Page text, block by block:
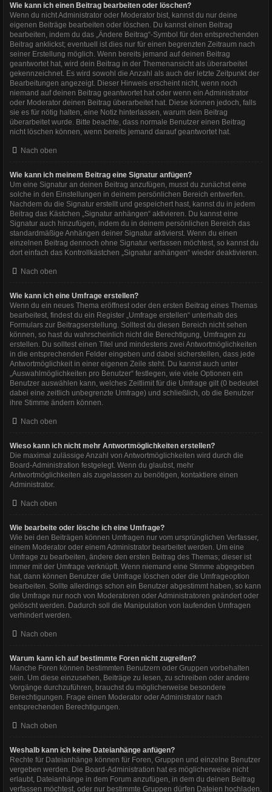
Wie kann ich einen Beitrag bearbeiten oder löschen?
Wenn du nicht Administrator oder Moderator bist, kannst du nur deine
eigenen Beiträge bearbeiten oder löschen. Du kannst einen Beitrag
bearbeiten, indem du das „Ändere Beitrag“-Symbol für den entsprechenden
Beitrag anklickst; eventuell ist dies nur für einen begrenzten Zeitraum nach
seiner Erstellung möglich. Wenn bereits jemand auf deinen Beitrag
geantwortet hat, wird dein Beitrag in der Themenansicht als überarbeitet
gekennzeichnet. Es wird sowohl die Anzahl als auch der letzte Zeitpunkt der
Bearbeitungen angezeigt. Dieser Hinweis erscheint nicht, wenn noch
niemand auf deinen Beitrag geantwortet hat oder wenn ein Administrator
oder Moderator deinen Beitrag überarbeitet hat. Diese können jedoch, falls
sie es für nötig halten, eine Notiz hinterlassen, warum dein Beitrag
überarbeitet wurde. Bitte beachte, dass normale Benutzer einen Beitrag
nicht löschen können, wenn bereits jemand darauf geantwortet hat.
Nach oben
Wie kann ich meinem Beitrag eine Signatur anfügen?
Um eine Signatur an deinen Beitrag anzufügen, musst du zunächst eine
solche in den Einstellungen in deinem persönlichen Bereich entwerfen.
Nachdem du die Signatur erstellt und gespeichert hast, kannst du in jedem
Beitrag das Kästchen „Signatur anhängen“ aktivieren. Du kannst eine
Signatur auch hinzufügen, indem du in deinem persönlichen Bereich das
standardmäßige Anhängen deiner Signatur aktivierst. Wenn du einen
einzelnen Beitrag dennoch ohne Signatur verfassen möchtest, so kannst du
dort einfach das Kontrollkästchen „Signatur anhängen“ wieder deaktivieren.
Nach oben
Wie kann ich eine Umfrage erstellen?
Wenn du ein neues Thema eröffnest oder den ersten Beitrag eines Themas
bearbeitest, findest du ein Register „Umfrage erstellen“ unterhalb des
Formulars zur Beitragserstellung. Solltest du diesen Bereich nicht sehen
können, so hast du wahrscheinlich nicht die Berechtigung, Umfragen zu
erstellen. Du solltest einen Titel und mindestens zwei Antwortmöglichkeiten
in die entsprechenden Felder eingeben und dabei sicherstellen, dass jede
Antwortmöglichkeit in einer eigenen Zeile steht. Du kannst auch unter
„Auswahlmöglichkeiten pro Benutzer“ festlegen, wie viele Optionen ein
Benutzer auswählen kann, welches Zeitlimit für die Umfrage gilt (0 bedeutet
dabei eine zeitlich unbegrenzte Umfrage) und schließlich, ob die Benutzer
ihre Stimme ändern können.
Nach oben
Wieso kann ich nicht mehr Antwortmöglichkeiten erstellen?
Die maximal zulässige Anzahl von Antwortmöglichkeiten wird durch die
Board-Administration festgelegt. Wenn du glaubst, mehr
Antwortmöglichkeiten als zugelassen zu benötigen, kontaktiere einen
Administrator.
Nach oben
Wie bearbeite oder lösche ich eine Umfrage?
Wie bei den Beiträgen können Umfragen nur vom ursprünglichen Verfasser,
einem Moderator oder einem Administrator bearbeitet werden. Um eine
Umfrage zu bearbeiten, ändere den ersten Beitrag des Themas; dieser ist
immer mit der Umfrage verknüpft. Wenn niemand eine Stimme abgegeben
hat, dann können Benutzer die Umfrage löschen oder die Umfrageoption
bearbeiten. Sollte allerdings schon ein Benutzer abgestimmt haben, so kann
die Umfrage nur noch von Moderatoren oder Administratoren geändert oder
gelöscht werden. Dadurch soll die Manipulation von laufenden Umfragen
verhindert werden.
Nach oben
Warum kann ich auf bestimmte Foren nicht zugreifen?
Manche Foren können bestimmten Benutzern oder Gruppen vorbehalten
sein. Um diese einzusehen, Beiträge zu lesen, zu schreiben oder andere
Vorgänge durchzuführen, brauchst du möglicherweise besondere
Berechtigungen. Frage einen Moderator oder Administrator nach
entsprechenden Berechtigungen.
Nach oben
Weshalb kann ich keine Dateianhänge anfügen?
Rechte für Dateianhänge können für Foren, Gruppen und einzelne Benutzer
vergeben werden. Die Board-Administration hat es möglicherweise nicht
erlaubt, Dateianhänge in dem Forum anzufügen, in dem du deinen Beitrag
verfassen möchtest, oder nur bestimmte Gruppen dürfen Dateien hochladen.